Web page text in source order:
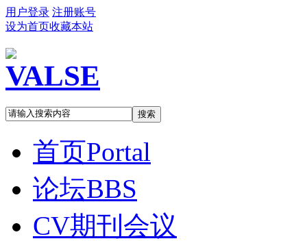
用户登录 注册账号
设为首页收藏本站
搜索
首页Portal
论坛BBS
CV期刊会议